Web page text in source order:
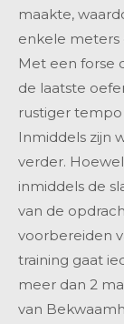
maakte,
enkele meters
Met een forse
de laatste
rustiger tempo
Inmiddels zijn
verder.
inmiddels de
van de
voorbereiden
training gaat
meer dan 2
van